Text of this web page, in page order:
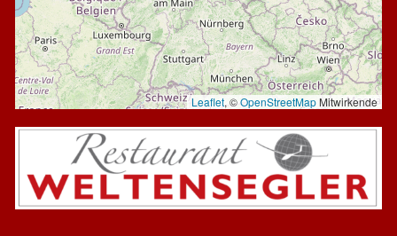
Leaflet, ©OpenStreetMapMitwirkende